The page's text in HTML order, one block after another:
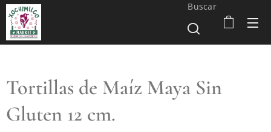
Buscar
Tortillas de Maíz Maya Sin
Gluten 12 cm.